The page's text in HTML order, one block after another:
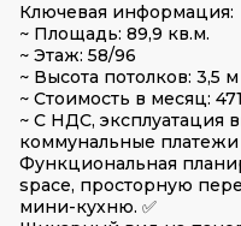
Ключевая информация:
~ Площадь: 89,9 кв.м.
~ Этаж: 58/96
~ Высота потолков: 3,5 м
~ Стоимость в месяц:
~ С НДС, эксплуатация
коммунальные платежи
Функциональная
space, просторную
мини-кухню. ✅